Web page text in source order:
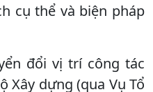
cụ thể và biện pháp
đổi vị trí công tác
Xây dựng (qua Vụ Tổ